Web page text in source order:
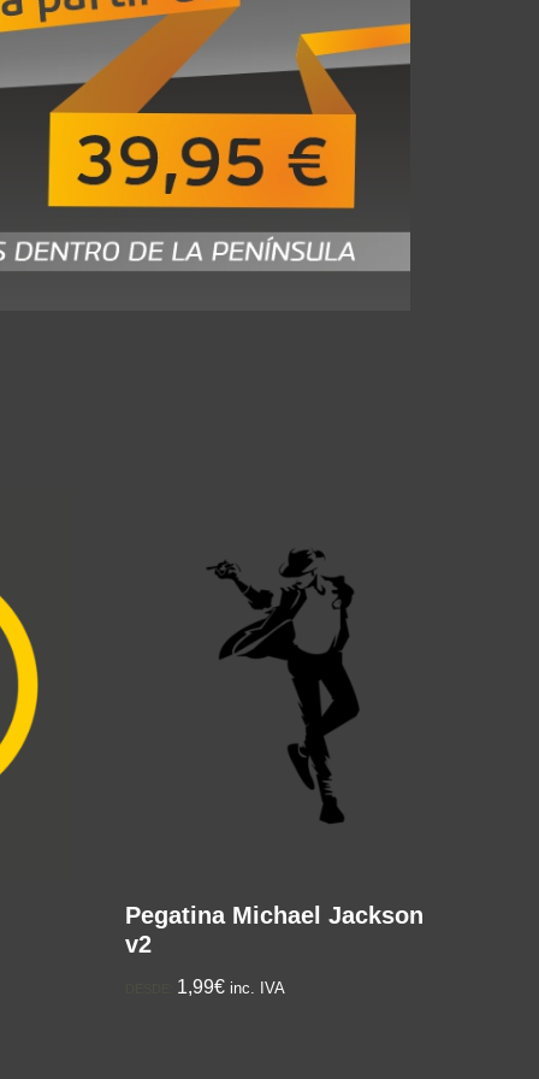
Pegatina Michael Jackson
v2
1,99€ inc. IVA